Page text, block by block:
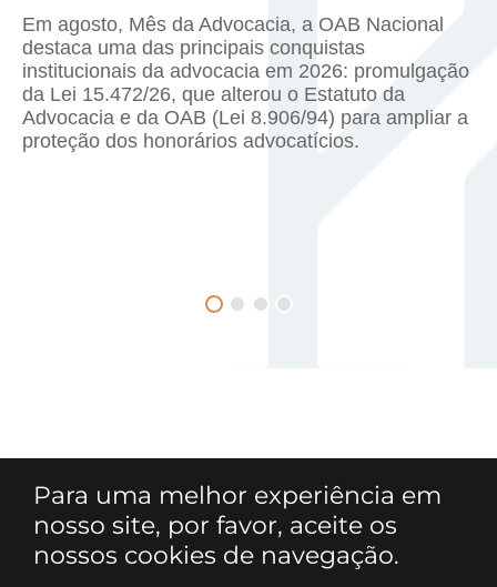
Em agosto, Mês da Advocacia, a OAB Nacional
destaca uma das principais conquistas
institucionais da advocacia em 2026: promulgação
da Lei 15.472/26, que alterou o Estatuto da
Advocacia e da OAB (Lei 8.906/94) para ampliar a
proteção dos honorários advocatícios.
Para uma melhor experiência em
nosso site, por favor, aceite os
nossos cookies de navegação.